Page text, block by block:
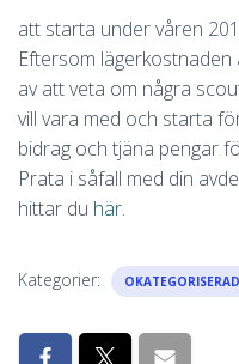
att starta under våren
Eftersom
av att veta om några
vill vara med och starta
bidrag och tjäna pengar
Prata i såfall med din
hittar du här.
Kategorier: